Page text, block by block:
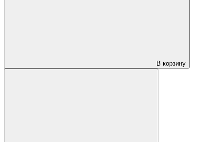
В корзину